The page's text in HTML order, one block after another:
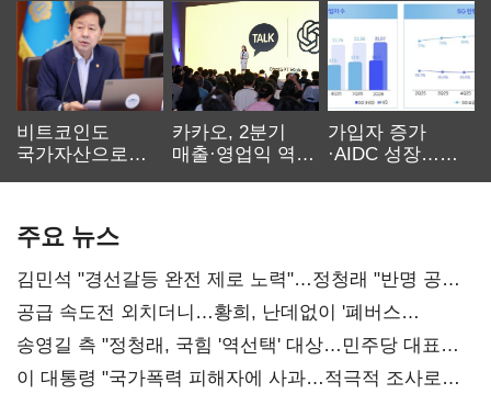
비트코인도
국가자산으로…'
카카오, 2분기
매출·영업익 역대
가입자 증가
·AIDC 성장…
주요 뉴스
김민석 "경선갈등 완전 제로 노력"…정청래 "반명 공세
사과부터"
공급 속도전 외치더니…황희, 난데없이 '폐버스
리모델링' 제안
송영길 측 "정청래, 국힘 '역선택' 대상…민주당 대표로
총선 지휘 못해"
이 대통령 "국가폭력 피해자에 사과…적극적 조사로